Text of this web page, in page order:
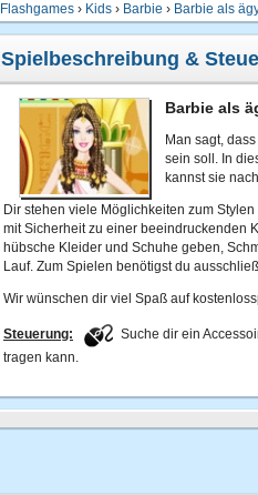
Flashgames › Kids › Barbie › Barbie als
Spielbeschreibung &
Barbie als
Man sagt,
sein soll. In
kannst sie
Dir stehen viele Möglichkeiten zum
mit Sicherheit zu einer beeindruckenden
hübsche Kleider und Schuhe geben,
Lauf. Zum Spielen benötigst du
Wir wünschen dir viel Spaß auf
Steuerung:
Suche dir ein
tragen kann.